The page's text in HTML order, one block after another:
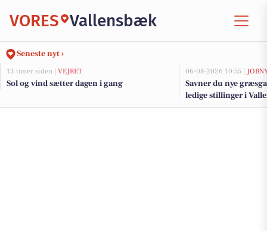
VORES Vallensbæk
Seneste nyt ›
13 timer siden | VEJRET
Sol og vind sætter dagen i gang
06-08-2026 10:55 |
Savner du nye
ledige stillinger i